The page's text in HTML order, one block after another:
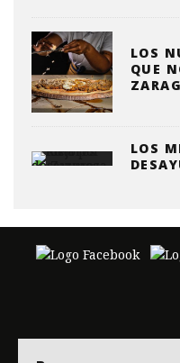
LOS
QUE
LOS